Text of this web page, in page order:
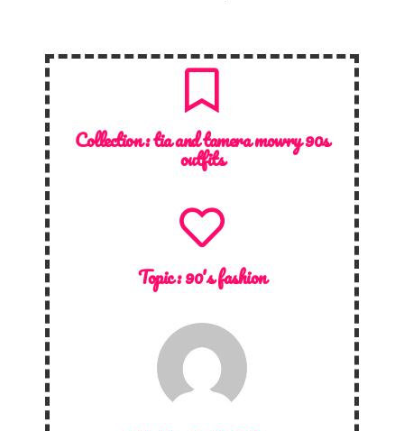
Collection :tia and tamera mowry 90s
outfits
Topic :90's fashion